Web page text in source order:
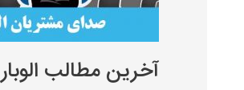
آخرین مطالب الوبار